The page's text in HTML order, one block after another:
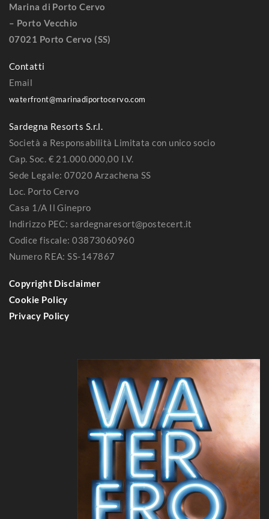
Marina di Porto Cervo
– Porto Vecchio
07021 Porto Cervo (SS)
Contatti
Email
waterfront@marinadiportocervo.com
Sardegna Resorts S.r.l.
Società a Responsabilità Limitata con unico socio
Cap. Soc. € 21.000.000,00 I.V.
Sede Legale: 07020 Arzachena SS
Loc. Porto Cervo
Casa 1/A Il Ginepro
Indirizzo PEC: sardegnaresort@postecert.it
Codice fiscale: 03873060960
Numero REA: SS-147867
Copyright Disclaimer
Cookie Policy
Privacy Policy